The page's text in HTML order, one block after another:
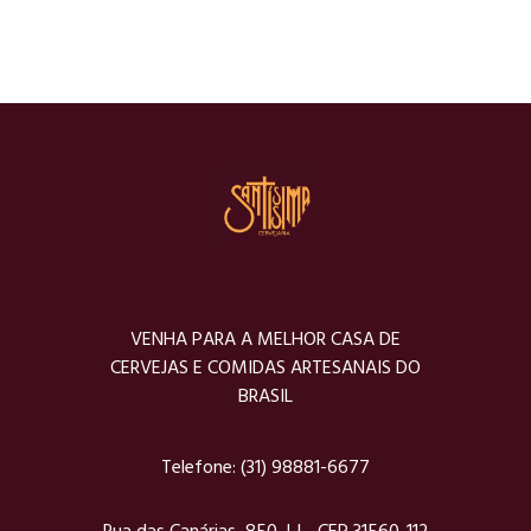
VENHA PARA A MELHOR CASA DE
CERVEJAS E COMIDAS ARTESANAIS DO
BRASIL
Telefone:(31) 98881-6677